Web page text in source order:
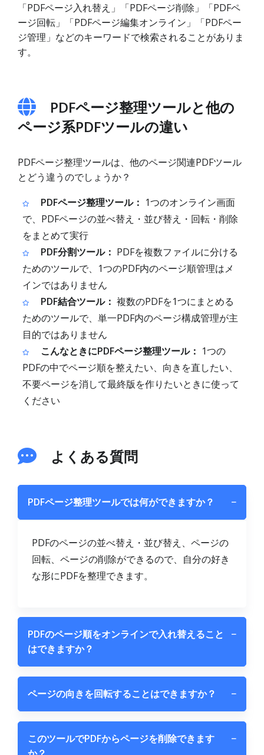
「PDFページ入れ替え」「PDFページ削除」「PDFペ
ージ回転」「PDFページ編集オンライン」「PDFペー
ジ管理」などのキーワードで検索されることがありま
す。
PDFページ整理ツールと他の
ページ系PDFツールの違い
PDFページ整理ツールは、他のページ関連PDFツール
とどう違うのでしょうか？
PDFページ整理ツール： 1つのオンライン画面
で、PDFページの並べ替え・並び替え・回転・削除
をまとめて実行
PDF分割ツール： PDFを複数ファイルに分ける
ためのツールで、1つのPDF内のページ順管理はメ
インではありません
PDF結合ツール： 複数のPDFを1つにまとめる
ためのツールで、単一PDF内のページ構成管理が主
目的ではありません
こんなときにPDFページ整理ツール： 1つの
PDFの中でページ順を整えたい、向きを直したい、
不要ページを消して最終版を作りたいときに使って
ください
よくある質問
PDFページ整理ツールでは何ができますか？ −
PDFのページの並べ替え・並び替え、ページの
回転、ページの削除ができるので、自分の好き
な形にPDFを整理できます。
PDFのページ順をオンラインで入れ替えること
はできますか？
−
ページの向きを回転することはできますか？ −
このツールでPDFからページを削除できます
−